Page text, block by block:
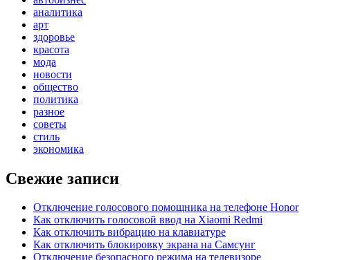
аналитика
арт
здоровье
красота
мода
новости
общество
политика
разное
советы
стиль
экономика
Свежие записи
Отключение голосового помощника на телефоне Honor
Как отключить голосовой ввод на Xiaomi Redmi
Как отключить вибрацию на клавиатуре
Как отключить блокировку экрана на Самсунг
Отключение безопасного режима на телевизоре